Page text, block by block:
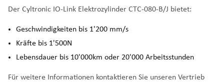
Der Cyltronic IO-Link Elektrozylinder CTC-080-B/J bietet:
Geschwindigkeiten bis 1'200 mm/s
Kräfte bis 1'500N
Lebensdauer bis 10'000km oder 20'000 Arbeitsstunden
Für weitere Informationen kontaktieren Sie unseren Vertrieb